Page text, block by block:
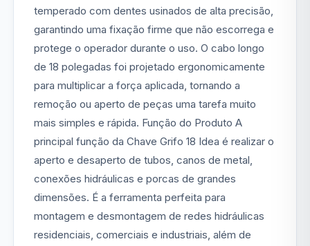
temperado com dentes usinados de alta precisão,
garantindo uma fixação firme que não escorrega e
protege o operador durante o uso. O cabo longo
de 18 polegadas foi projetado ergonomicamente
para multiplicar a força aplicada, tornando a
remoção ou aperto de peças uma tarefa muito
mais simples e rápida. Função do Produto A
principal função da Chave Grifo 18 Idea é realizar o
aperto e desaperto de tubos, canos de metal,
conexões hidráulicas e porcas de grandes
dimensões. É a ferramenta perfeita para
montagem e desmontagem de redes hidráulicas
residenciais, comerciais e industriais, além de